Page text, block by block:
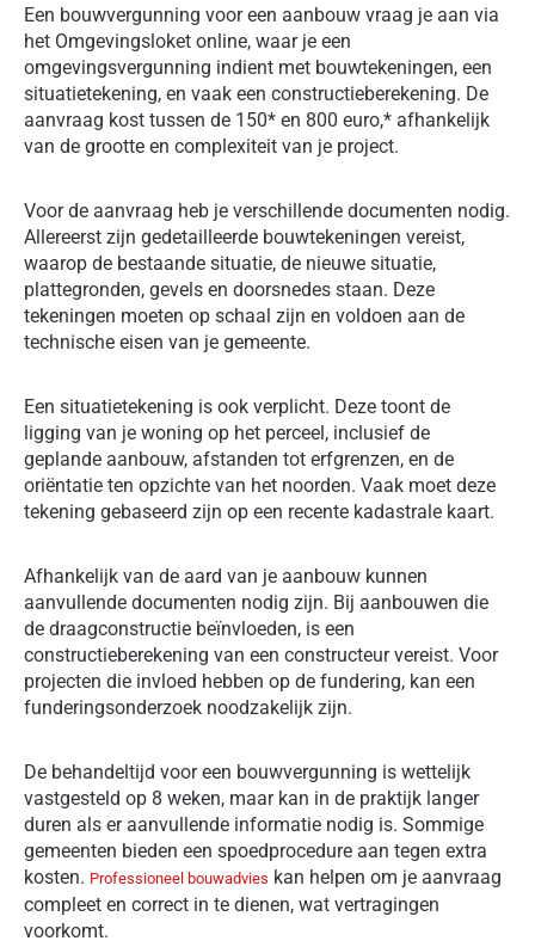
Een bouwvergunning voor een aanbouw vraag je aan via
het Omgevingsloket online, waar je een
omgevingsvergunning indient met bouwtekeningen, een
situatietekening, en vaak een constructieberekening. De
aanvraag kost tussen de 150* en 800 euro,* afhankelijk
van de grootte en complexiteit van je project.
Voor de aanvraag heb je verschillende documenten nodig.
Allereerst zijn gedetailleerde bouwtekeningen vereist,
waarop de bestaande situatie, de nieuwe situatie,
plattegronden, gevels en doorsnedes staan. Deze
tekeningen moeten op schaal zijn en voldoen aan de
technische eisen van je gemeente.
Een situatietekening is ook verplicht. Deze toont de
ligging van je woning op het perceel, inclusief de
geplande aanbouw, afstanden tot erfgrenzen, en de
oriëntatie ten opzichte van het noorden. Vaak moet deze
tekening gebaseerd zijn op een recente kadastrale kaart.
Afhankelijk van de aard van je aanbouw kunnen
aanvullende documenten nodig zijn. Bij aanbouwen die
de draagconstructie beïnvloeden, is een
constructieberekening van een constructeur vereist. Voor
projecten die invloed hebben op de fundering, kan een
funderingsonderzoek noodzakelijk zijn.
De behandeltijd voor een bouwvergunning is wettelijk
vastgesteld op 8 weken, maar kan in de praktijk langer
duren als er aanvullende informatie nodig is. Sommige
gemeenten bieden een spoedprocedure aan tegen extra
kosten. Professioneel bouwadvies kan helpen om je aanvraag
compleet en correct in te dienen, wat vertragingen
voorkomt.